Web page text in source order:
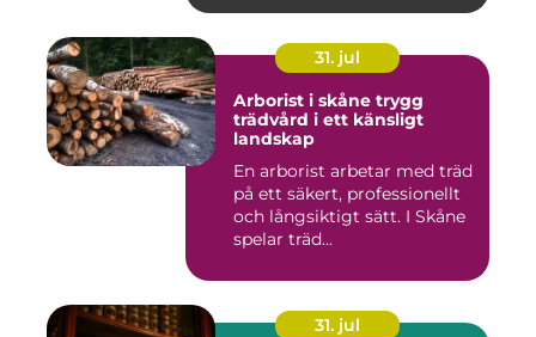
31. jul
Arborist i skåne trygg
trädvård i ett känsligt
landskap
En arborist arbetar med träd
på ett säkert, professionellt
och långsiktigt sätt. I Skåne
spelar träd...
31. jul